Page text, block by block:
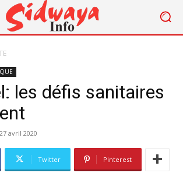
les défis sanitaires
27 avril 2020
Twitter Pinterest